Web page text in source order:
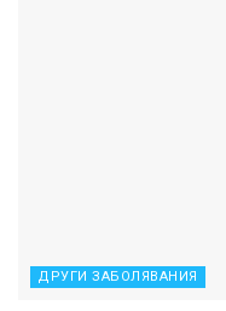
ДРУГИ ЗАБОЛЯВАНИЯ